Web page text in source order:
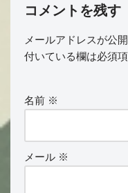
コメントを残す
メールアドレスが公
付いている欄は必須
名前 ※
メール ※